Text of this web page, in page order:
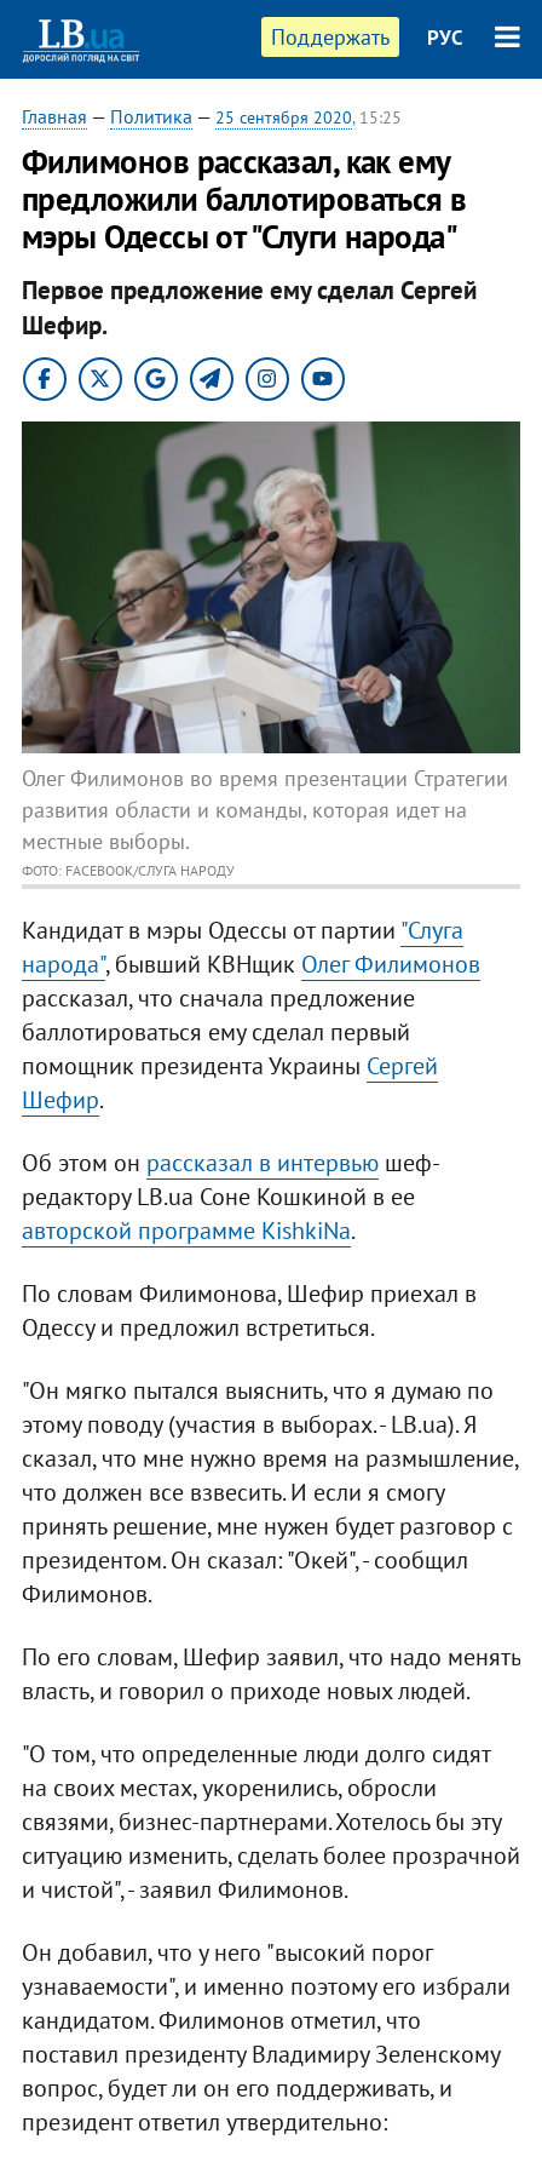
Поддержать РУС
Главная — Политика — 25 сентября 2020, 15:25
Филимонов рассказал, как ему
предложили баллотироваться в
мэры Одессы от "Слуги народа"
Первое предложение ему сделал Сергей
Шефир.
Олег Филимонов во время презентации Стратегии
развития области и команды, которая идет на
местные выборы.
ФОТО: FACEBOOK/СЛУГА НАРОДУ
Кандидат в мэры Одессы от партии "Слуга
народа", бывший КВНщик Олег Филимонов
рассказал, что сначала предложение
баллотироваться ему сделал первый
помощник президента Украины Сергей
Шефир.
Об этом он рассказал в интервьюшеф-
редактору LB.ua Соне Кошкиной в ее
авторской программе KishkiNa.
По словам Филимонова, Шефир приехал в
Одессу и предложил встретиться.
"Он мягко пытался выяснить, что я думаю по
этому поводу (участия в выборах. - LB.ua). Я
сказал, что мне нужно время на размышление,
что должен все взвесить. И если я смогу
принять решение, мне нужен будет разговор с
президентом. Он сказал: "Окей", - сообщил
Филимонов.
По его словам, Шефир заявил, что надо менять
власть, и говорил о приходе новых людей.
"О том, что определенные люди долго сидят
на своих местах, укоренились, обросли
связями, бизнес-партнерами. Хотелось бы эту
ситуацию изменить, сделать более прозрачной
и чистой", - заявил Филимонов.
Он добавил, что у него "высокий порог
узнаваемости", и именно поэтому его избрали
кандидатом. Филимонов отметил, что
поставил президенту Владимиру Зеленскому
вопрос, будет ли он его поддерживать, и
президент ответил утвердительно: